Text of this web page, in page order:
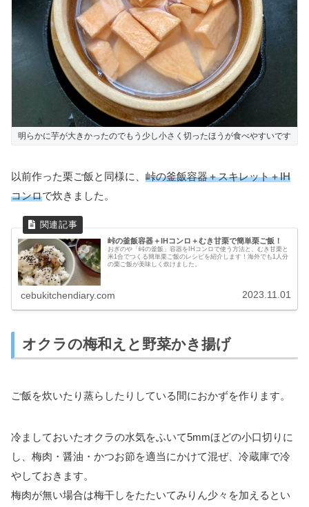
明らかに芋が大きかったのでもう少し小さく切ったほうが食べやすいです
以前作った栗ご飯と同様に、 峠の釜飯容器＋スキレット＋IH
コンロで炊きました。
峠の釜飯容器＋IHコンロ＋むき甘栗で簡単栗ご飯！
おぎのや「峠の釜飯」容器をIHコンロで使う方法と、むき甘栗と
米1合でつくる簡単栗ご飯のレシピを紹介します！海外でも1人分
の栗ご飯が美味しく炊けました。
cebukitchendiary.com 2023.11.01
オクラの梅和えと野菜かき揚げ
ご飯を炊いたり蒸らしたりしている間におかずを作ります。
冷ましておいたオクラの水気をふいて5mmほどの小口切りに
し、梅肉・醤油・かつお節を適当にかけて混ぜ、冷蔵庫で冷
やしておきます。
梅肉が無い場合は梅干しをたたいてみりん少々を加えるとい